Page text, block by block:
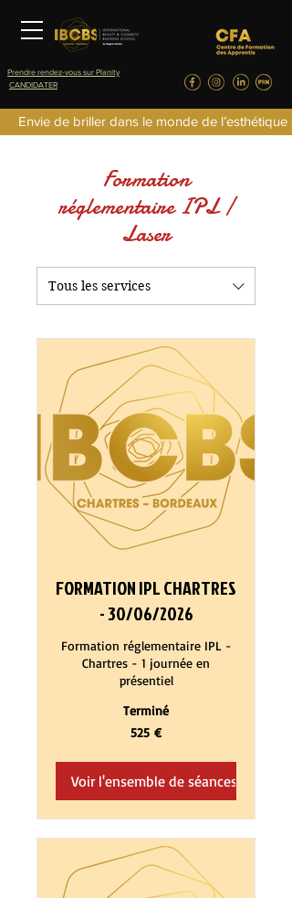
CANDIDATER
Prendre rendez-vous sur Planity
Envie de briller dans le monde de
Formation
réglementaire IPL /
Laser
Tous les services
FORMATION IPL CHARTRES
- 30/06/2026
Formation réglementaire IPL -
Chartres - 1 journée en
présentiel
Terminé
525 €
Voir l'ensemble de séances